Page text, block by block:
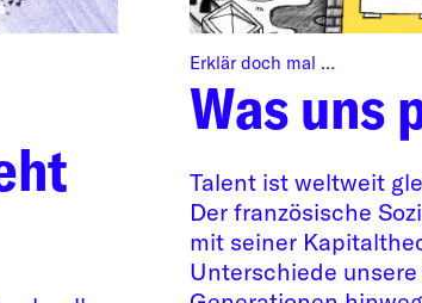
Erklär doch mal …
Was uns
Talent ist weltweit
Der französische
mit seiner
Unterschiede